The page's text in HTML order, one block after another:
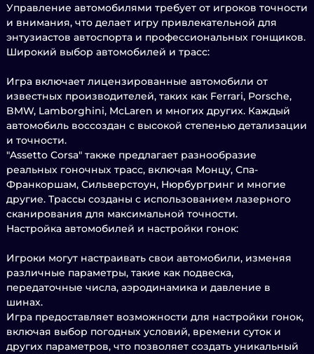
Управление автомобилями требует от игроков точности
и внимания, что делает игру привлекательной для
энтузиастов автоспорта и профессиональных гонщиков.
Широкий выбор автомобилей и трасс:
Игра включает лицензированные автомобили от
известных производителей, таких как Ferrari, Porsche,
BMW, Lamborghini, McLaren и многих других. Каждый
автомобиль воссоздан с высокой степенью детализации
и точности.
"Assetto Corsa" также предлагает разнообразие
реальных гоночных трасс, включая Монцу, Спа-
Франкоршам, Сильверстоун, Нюрбургринг и многие
другие. Трассы созданы с использованием лазерного
сканирования для максимальной точности.
Настройка автомобилей и настройки гонок:
Игроки могут настраивать свои автомобили, изменяя
различные параметры, такие как подвеска,
передаточные числа, аэродинамика и давление в
шинах.
Игра предоставляет возможности для настройки гонок,
включая выбор погодных условий, времени суток и
других параметров, что позволяет создать уникальный